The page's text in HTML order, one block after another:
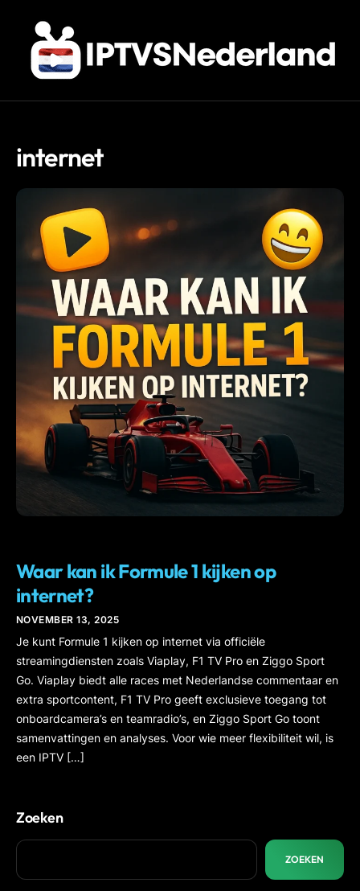
internet
Waar kan ik Formule 1 kijken op
internet?
NOVEMBER 13, 2025
Je kunt Formule 1 kijken op internet via officiële
streamingdiensten zoals Viaplay, F1 TV Pro en Ziggo Sport
Go. Viaplay biedt alle races met Nederlandse commentaar en
extra sportcontent, F1 TV Pro geeft exclusieve toegang tot
onboardcamera’s en teamradio’s, en Ziggo Sport Go toont
samenvattingen en analyses. Voor wie meer flexibiliteit wil, is
een IPTV […]
Zoeken
ZOEKEN